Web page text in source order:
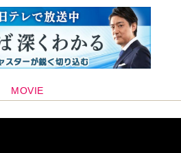
MOVIE